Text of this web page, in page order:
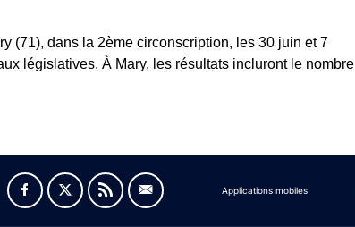
(71), dans la 2ème circonscription, les 30 juin et 7
législatives. À Mary, les résultats incluront le nombre
Applications mobiles